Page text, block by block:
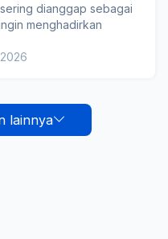
dianggap sebagai
menghadirkan
lainnya